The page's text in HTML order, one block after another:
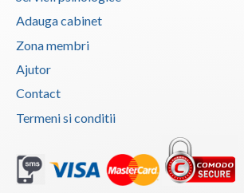
Adauga cabinet
Zona membri
Ajutor
Contact
Termeni si conditii